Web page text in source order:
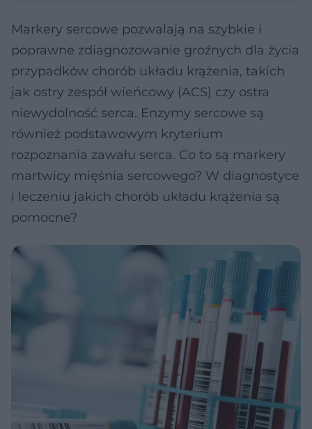
Markery sercowe pozwalają na szybkie i
poprawne zdiagnozowanie groźnych dla życia
przypadków chorób układu krążenia, takich
jak ostry zespół wieńcowy (ACS) czy ostra
niewydolność serca. Enzymy sercowe są
również podstawowym kryterium
rozpoznania zawału serca. Co to są markery
martwicy mięśnia sercowego? W diagnostyce
i leczeniu jakich chorób układu krążenia są
pomocne?